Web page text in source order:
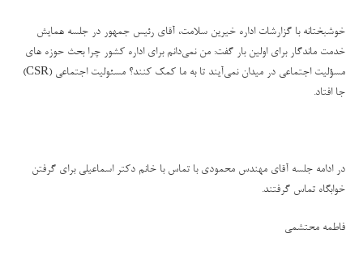
خوشبختانه با گزارشات اداره خیرین سلامت، آقای رئیس جمهور در جلسه همایش
خدمت ماندگار برای اولین بار گفت: من نمی‌دانم برای اداره کشور چرا بحث حوزه های
مسؤلیت اجتماعی در میدان نمی‌آیند تا به ما کمک کنند؟ مسئولیت اجتماعی (CSR
)
جا افتاد.
در ادامه جلسه آقای مهندس محمودی با تماس با خانم دکتر اسماعیلی برای گرفتن
خوابگاه تماس گرفتند.
فاطمه محتشمی